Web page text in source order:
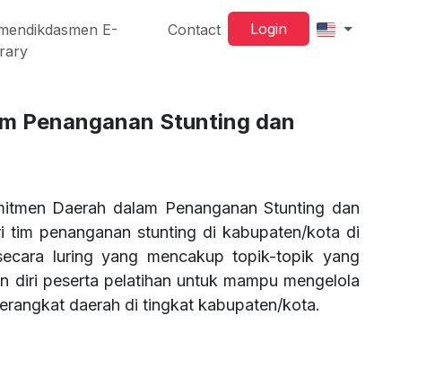
E-
Contact Login
Penanganan Stunting dan
Daerah dalam Penanganan Stunting dan
tim penanganan stunting di kabupaten/kota di
luring yang mencakup topik-topik yang
diri peserta pelatihan untuk mampu mengelola
daerah di tingkat kabupaten/kota.